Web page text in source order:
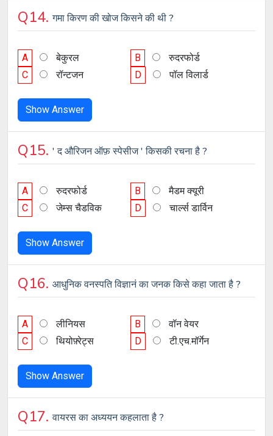
Q14.गमा किरण की खोज किसने की थी ?
A बेकुरल B
रुदरफोर्ड
C
रॉन्टजन D पॉल विलार्ड
Show Answer
Q15. ' द औरिजन ऑफ़ स्पेसीज ' किसकी रचना है ?
A रुदरफोर्ड B
मैडम क्यूरी
C
जेम्स चैडविक D चार्ल्स डार्विन
Show Answer
Q16. आधुनिक वनस्पति विज्ञानं का जनक किसे कहा जाता है ?
A लीनियस B
वॉन वेयर
C
थियोफ़्रेट्स D टी.एच.मॉर्गेन
Show Answer
Q17.वायरस का अध्ययन कहलाता है ?